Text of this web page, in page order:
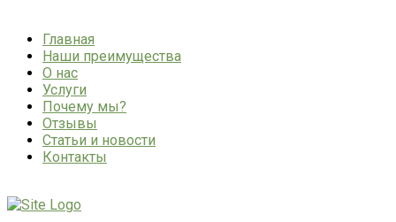
Главная
Наши преимущества
О нас
Услуги
Почему мы?
Отзывы
Статьи и новости
Контакты